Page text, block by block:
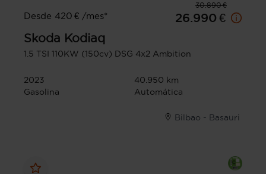
30.890 €
Desde 420 € /mes*
26.990 €
Skoda Kodiaq
1.5 TSI 110KW (150cv) DSG 4x2 Ambition
2023
40.950 km
Gasolina
Automática
Bilbao - Basauri